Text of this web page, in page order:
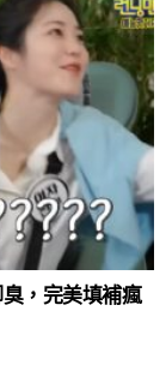
，完美填補瘋